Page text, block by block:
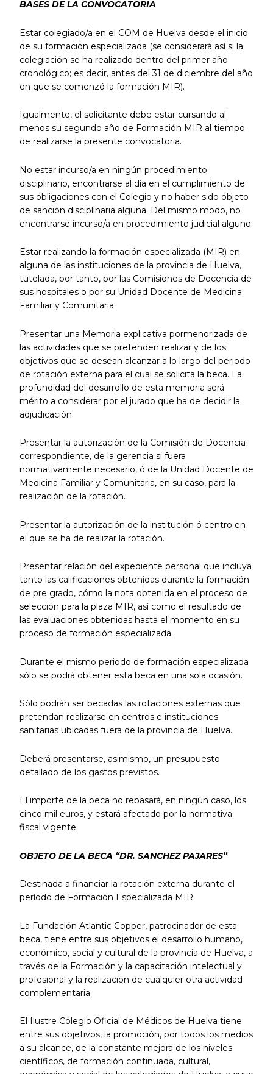
BASES DE LA CONVOCATORIA
Estar colegiado/a en el COM de Huelva desde el inicio
de su formación especializada (se considerará así si la
colegiación se ha realizado dentro del primer año
cronológico; es decir, antes del 31 de diciembre del año
en que se comenzó la formación MIR).
Igualmente, el solicitante debe estar cursando al
menos su segundo año de Formación MIR al tiempo
de realizarse la presente convocatoria.
No estar incurso/a en ningún procedimiento
disciplinario, encontrarse al día en el cumplimiento de
sus obligaciones con el Colegio y no haber sido objeto
de sanción disciplinaria alguna. Del mismo modo, no
encontrarse incurso/a en procedimiento judicial alguno.
Estar realizando la formación especializada (MIR) en
alguna de las instituciones de la provincia de Huelva,
tutelada, por tanto, por las Comisiones de Docencia de
sus hospitales o por su Unidad Docente de Medicina
Familiar y Comunitaria.
Presentar una Memoria explicativa pormenorizada de
las actividades que se pretenden realizar y de los
objetivos que se desean alcanzar a lo largo del periodo
de rotación externa para el cual se solicita la beca. La
profundidad del desarrollo de esta memoria será
mérito a considerar por el jurado que ha de decidir la
adjudicación.
Presentar la autorización de la Comisión de Docencia
correspondiente, de la gerencia si fuera
normativamente necesario, ó de la Unidad Docente de
Medicina Familiar y Comunitaria, en su caso, para la
realización de la rotación.
Presentar la autorización de la institución ó centro en
el que se ha de realizar la rotación.
Presentar relación del expediente personal que incluya
tanto las calificaciones obtenidas durante la formación
de pre grado, cómo la nota obtenida en el proceso de
selección para la plaza MIR, así como el resultado de
las evaluaciones obtenidas hasta el momento en su
proceso de formación especializada.
Durante el mismo periodo de formación especializada
sólo se podrá obtener esta beca en una sola ocasión.
Sólo podrán ser becadas las rotaciones externas que
pretendan realizarse en centros e instituciones
sanitarias ubicadas fuera de la provincia de Huelva.
Deberá presentarse, asimismo, un presupuesto
detallado de los gastos previstos.
El importe de la beca no rebasará, en ningún caso, los
cinco mil euros, y estará afectado por la normativa
fiscal vigente.
OBJETO DE LA BECA “DR. SANCHEZ PAJARES”
Destinada a financiar la rotación externa durante el
período de Formación Especializada MIR.
La Fundación Atlantic Copper, patrocinador de esta
beca, tiene entre sus objetivos el desarrollo humano,
económico, social y cultural de la provincia de Huelva, a
través de la Formación y la capacitación intelectual y
profesional y la realización de cualquier otra actividad
complementaria.
El Ilustre Colegio Oficial de Médicos de Huelva tiene
entre sus objetivos, la promoción, por todos los medios
a su alcance, de la constante mejora de los niveles
científicos, de formación continuada, cultural,